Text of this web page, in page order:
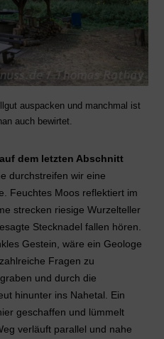
auspacken und manchmal ist
auch bewirtet.
dem letzten Abschnitt
durchstreifen wir eine
Feuchtes Moos reflektiert im
strecken riesige Wurzelteller
Stecknadel fallen hören.
Gestein, wäre ein Geologe
Fragen zu
und durch die
hinunter ins Nahetal. Ein
geschaffen und lümmelt
verläuft parallel und nahe